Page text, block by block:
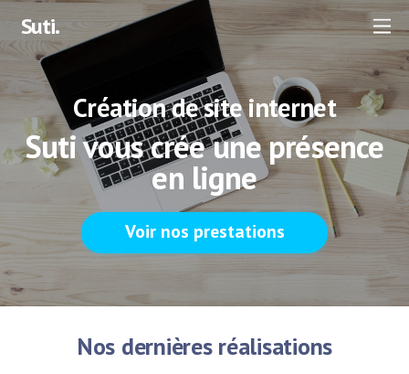
Suti.
Création de site internet
Suti vous crée une présence
en ligne
Voir nos prestations
Nos dernières réalisations